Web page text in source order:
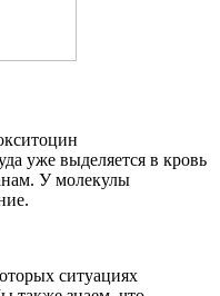
уже выделяется в кровь
У молекулы
ситуациях